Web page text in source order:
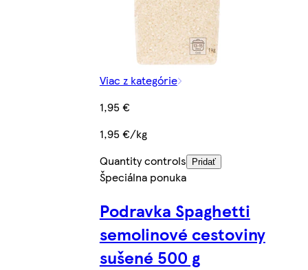
Viac z kategórie
1,95 €
1,95 €/kg
Quantity controls
Pridať
Špeciálna ponuka
Podravka Spaghetti
semolinové cestoviny
sušené 500 g